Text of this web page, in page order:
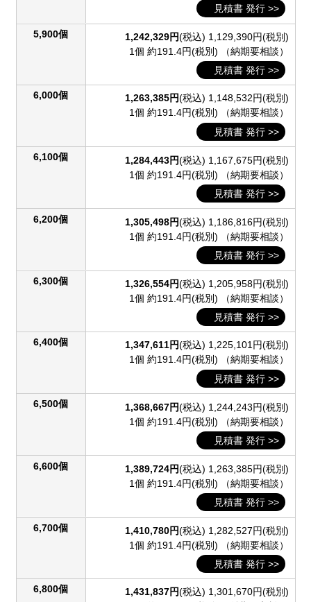
見積書 発行 >>
5,900個 1,242,329円(税込) 1,129,390円(税別)
1個 約191.4円(税別) （納期要相談）
見積書 発行 >>
6,000個 1,263,385円(税込) 1,148,532円(税別)
1個 約191.4円(税別) （納期要相談）
見積書 発行 >>
6,100個 1,284,443円(税込) 1,167,675円(税別)
1個 約191.4円(税別) （納期要相談）
見積書 発行 >>
6,200個 1,305,498円(税込) 1,186,816円(税別)
1個 約191.4円(税別) （納期要相談）
見積書 発行 >>
6,300個 1,326,554円(税込) 1,205,958円(税別)
1個 約191.4円(税別) （納期要相談）
見積書 発行 >>
6,400個 1,347,611円(税込) 1,225,101円(税別)
1個 約191.4円(税別) （納期要相談）
見積書 発行 >>
6,500個 1,368,667円(税込) 1,244,243円(税別)
1個 約191.4円(税別) （納期要相談）
見積書 発行 >>
6,600個 1,389,724円(税込) 1,263,385円(税別)
1個 約191.4円(税別) （納期要相談）
見積書 発行 >>
6,700個 1,410,780円(税込) 1,282,527円(税別)
1個 約191.4円(税別) （納期要相談）
見積書 発行 >>
6,800個 1,431,837円(税込) 1,301,670円(税別)